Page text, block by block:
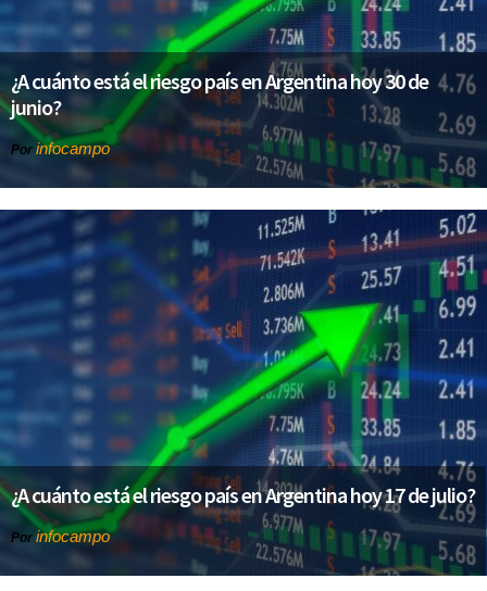
¿A cuánto está el riesgo país en Argentina hoy 30 de
junio?
Por infocampo
¿A cuánto está el riesgo país en Argentina hoy 17 de julio?
Por infocampo